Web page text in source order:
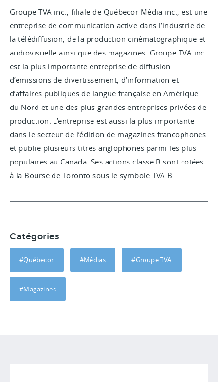
Groupe TVA inc., filiale de Québecor Média inc., est une
entreprise de communication active dans l’industrie de
la télédiffusion, de la production cinématographique et
audiovisuelle ainsi que des magazines. Groupe TVA inc.
est la plus importante entreprise de diffusion
d’émissions de divertissement, d’information et
d’affaires publiques de langue française en Amérique
du Nord et une des plus grandes entreprises privées de
production. L’entreprise est aussi la plus importante
dans le secteur de l’édition de magazines francophones
et publie plusieurs titres anglophones parmi les plus
populaires au Canada. Ses actions classe B sont cotées
à la Bourse de Toronto sous le symbole TVA.B.
Catégories
#Québecor #Médias #Groupe TVA
#Magazines